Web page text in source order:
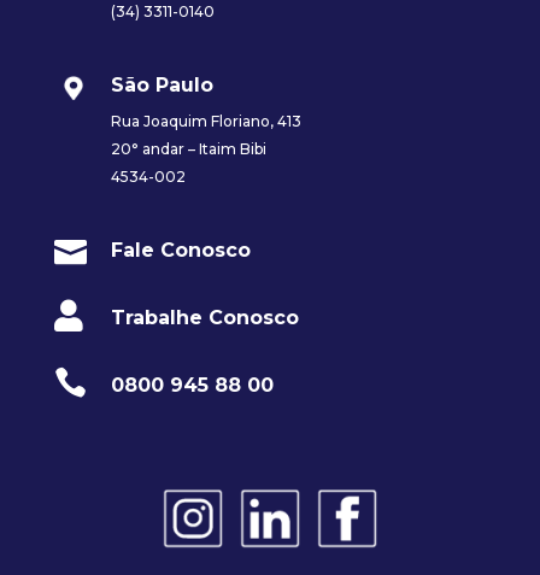
(34) 3311-0140
São Paulo
Rua Joaquim Floriano, 413
20° andar – Itaim Bibi
4534-002
 Fale Conosco
 Trabalhe Conosco
 0800 945 88 00